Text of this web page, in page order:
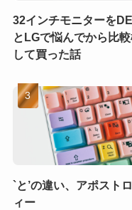
32インチモニターを
とLGで悩んでから比
して買った話
`と’の違い、アポスト
ィー